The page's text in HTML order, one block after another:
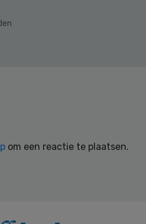
om een reactie te plaatsen.